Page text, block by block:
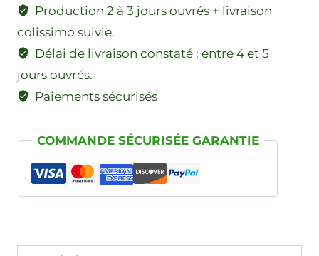
Production 2 à 3 jours ouvrés + livraison
colissimo suivie.
Délai de livraison constaté : entre 4 et 5
jours ouvrés.
Paiements sécurisés
COMMANDE SÉCURISÉE GARANTIE